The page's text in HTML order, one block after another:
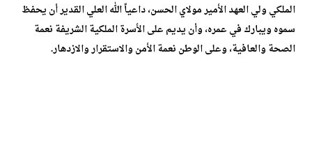
الملكي ولي العهد الأمير مولاي الحسن، داعياً الله العلي القدير أن يحفظ
سموه ويبارك في عمره، وأن يديم على الأسرة الملكية الشريفة نعمة
الصحة والعافية، وعلى الوطن نعمة الأمن والاستقرار والازدهار.